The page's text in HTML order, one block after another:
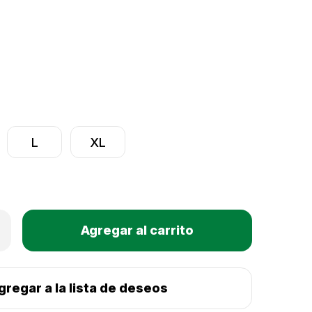
L XL
Only
Existencias
a la lista de deseos